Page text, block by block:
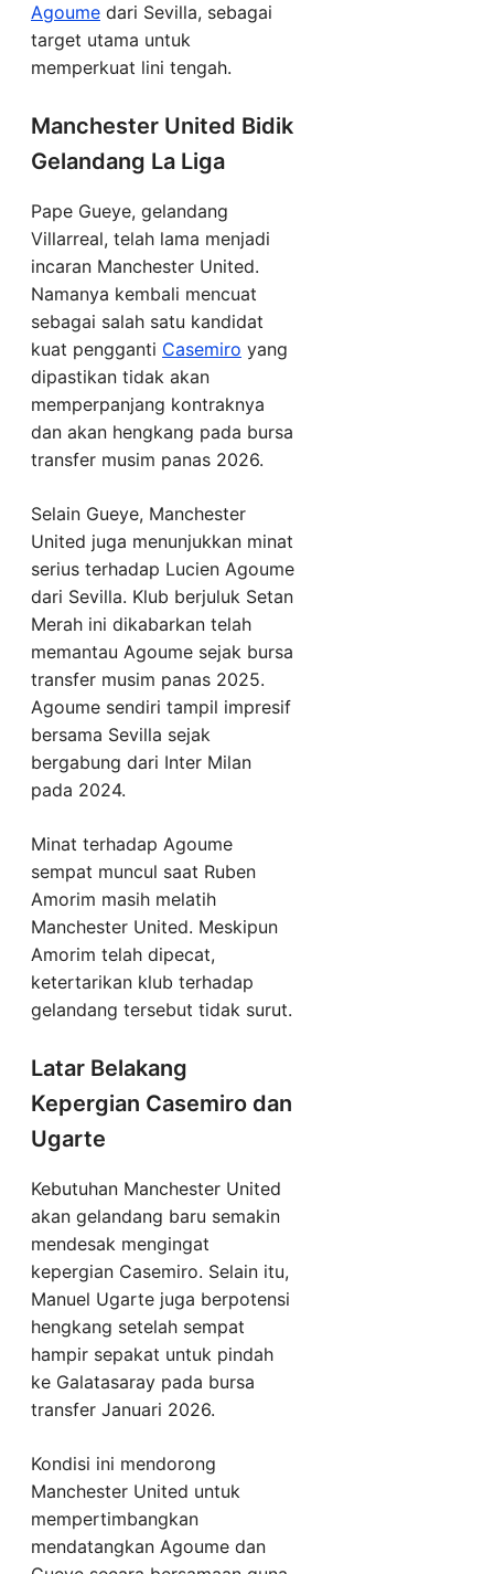
Agoume dari Sevilla, sebagai
target utama untuk
memperkuat lini tengah.
Manchester United Bidik
Gelandang La Liga
Pape Gueye, gelandang
Villarreal, telah lama menjadi
incaran Manchester United.
Namanya kembali mencuat
sebagai salah satu kandidat
kuat pengganti Casemiro yang
dipastikan tidak akan
memperpanjang kontraknya
dan akan hengkang pada bursa
transfer musim panas 2026.
Selain Gueye, Manchester
United juga menunjukkan minat
serius terhadap Lucien Agoume
dari Sevilla. Klub berjuluk Setan
Merah ini dikabarkan telah
memantau Agoume sejak bursa
transfer musim panas 2025.
Agoume sendiri tampil impresif
bersama Sevilla sejak
bergabung dari Inter Milan
pada 2024.
Minat terhadap Agoume
sempat muncul saat Ruben
Amorim masih melatih
Manchester United. Meskipun
Amorim telah dipecat,
ketertarikan klub terhadap
gelandang tersebut tidak surut.
Latar Belakang
Kepergian Casemiro dan
Ugarte
Kebutuhan Manchester United
akan gelandang baru semakin
mendesak mengingat
kepergian Casemiro. Selain itu,
Manuel Ugarte juga berpotensi
hengkang setelah sempat
hampir sepakat untuk pindah
ke Galatasaray pada bursa
transfer Januari 2026.
Kondisi ini mendorong
Manchester United untuk
mempertimbangkan
mendatangkan Agoume dan